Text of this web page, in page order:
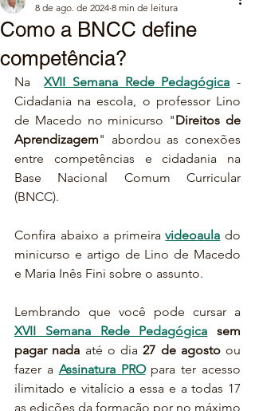
Como a BNCC define
competência?
8 de ago. de 2024 8 min de leitura
Na XVII Semana Rede Pedagógica -
Cidadania na escola, o professor Lino
de Macedo no minicurso "Direitos de
Aprendizagem" abordou as conexões
entre competências e cidadania na
Base Nacional Comum Curricular
(BNCC).
Confira abaixo a primeira videoaula do
minicurso e artigo de Lino de Macedo
e Maria Inês Fini sobre o assunto.
XVII Semana Rede Pedagógica
sem
pagar nada até o dia 27 de agosto ou
fazer a Assinatura PRO para ter acesso
ilimitado e vitalício a essa e a todas 17